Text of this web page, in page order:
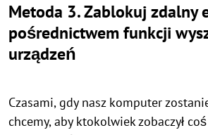
Metoda 3. Zablokuj zdalny
pośrednictwem funkcji
urządzeń
Czasami, gdy nasz komputer
chcemy, aby ktokolwiek zobaczył